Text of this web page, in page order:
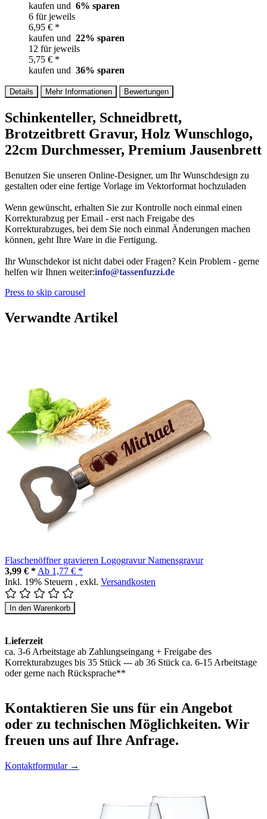
kaufen und 6% sparen
6 für jeweils
6,95 € *
kaufen und 22% sparen
12 für jeweils
5,75 € *
kaufen und 36% sparen
Details Mehr Informationen Bewertungen
Schinkenteller, Schneidbrett,
Brotzeitbrett Gravur, Holz Wunschlogo,
22cm Durchmesser, Premium Jausenbrett
Benutzen Sie unseren Online-Designer, um Ihr Wunschdesign zu
gestalten oder eine fertige Vorlage im Vektorformat hochzuladen
Wenn gewünscht, erhalten Sie zur Kontrolle noch einmal einen
Korrekturabzug per Email - erst nach Freigabe des
Korrekturabzuges, bei dem Sie noch einmal Änderungen machen
können, geht Ihre Ware in die Fertigung.
Ihr Wunschdekor ist nicht dabei oder Fragen? Kein Problem - gerne
helfen wir Ihnen weiter:info@tassenfuzzi.de
Press to skip carousel
Verwandte Artikel
Flaschenöffner gravieren Logogravur Namensgravur
3,99 € * Ab 1,77 € *
Inkl. 19% Steuern , exkl. Versandkosten
In den Warenkorb
Lieferzeit
ca. 3-6 Arbeitstage ab Zahlungseingang + Freigabe des
Korrekturabzuges bis 35 Stück --- ab 36 Stück ca. 6-15 Arbeitstage
oder gerne nach Rücksprache**
Kontaktieren Sie uns für ein Angebot
oder zu technischen Möglichkeiten. Wir
freuen uns auf Ihre Anfrage.
Kontaktformular →